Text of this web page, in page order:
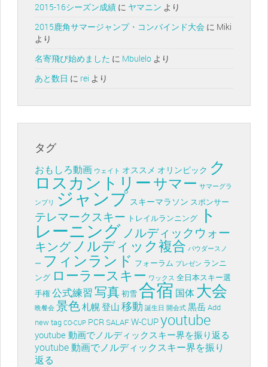
2015-16シーズン成績 に ヤマニン より
2015鹿角サマージャンプ・コンバインド大会 に Miki
より
名寄飛び始めました に Mbulelo より
あと数日 に rei より
タグ
おもしろ動画 ウェイト オススメ オリンピック ク
ロスカントリーサマー サマーグラ
ンプリ
ジャンプ スキーマラソン スポンサー
テレマークスキー トレイルランニング ト
レーニング ノルディックウォー
キング ノルディック複合 パウダースノ
ー フィンランド フォーラム プレゼン ランニ
ング ローラースキー ワックス 全日本スキー選
手権公式練習写真 初雪合宿 国体大会
晩餐会 景色札幌登山 移動 誕生日 開会式 黒岳Add
new tag CO-CUP PCR SALAFW-CUPyoutube
youtube 動画でノルディックスキー界を振り返る
youtube 動画でノルディックスキー界を振り
返る